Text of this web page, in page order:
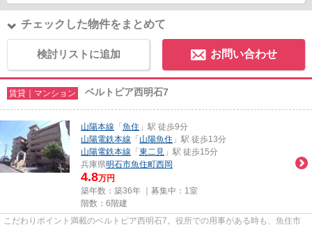
チェックした物件をまとめて
検討リストに追加 お問い合わせ
賃貸｜マンション ベルトピア西明石7
山陽本線 「 魚住 」駅 徒歩9分
山陽電鉄本線 「 山陽魚住 」駅 徒歩13分
山陽電鉄本線 「 東二見 」駅 徒歩15分
兵庫県明石市魚住町西岡
4.8万円
築年数：築36年 ｜募集中： 1室
階数：6階建
こだわりポイント満載のベルトピア西明石7。役所での用事がある時も、魚住市